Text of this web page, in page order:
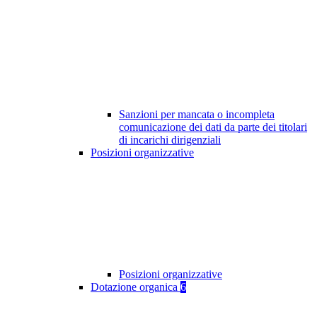
Sanzioni per mancata o incompleta
comunicazione dei dati da parte dei titolari
di incarichi dirigenziali
Posizioni organizzative
Posizioni organizzative
Dotazione organica 6